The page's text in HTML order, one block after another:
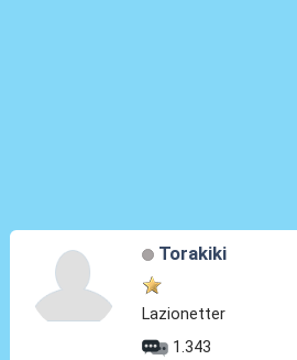
Torakiki
Lazionetter
1.343